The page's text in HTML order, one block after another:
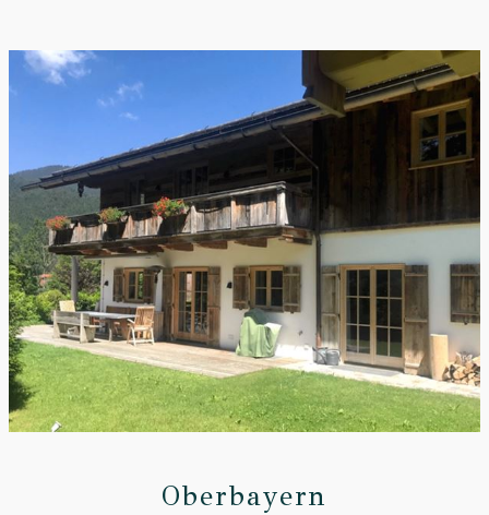
Oberbayern